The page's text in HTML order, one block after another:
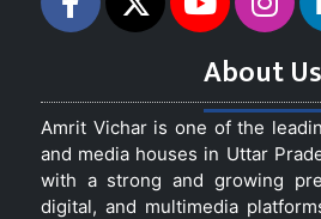
About Us
Amrit Vichar is one of the
and media houses in Uttar
with a strong and growing
digital, and multimedia